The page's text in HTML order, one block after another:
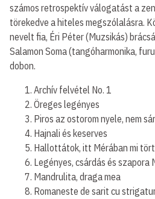
számos retrospektív válogatást a
törekedve a hiteles megszólalásra.
nevelt fia, Éri Péter (Muzsikás)
Salamon Soma (tangóharmonika,
dobon.
Archív felvétel No. 1
Öreges legényes
Piros az ostorom nyele, nem
Hajnali és keserves
Hallottátok, itt Mérában mi
Legényes, csárdás és szapora
Mandrulita, draga mea
Romaneste de sarit cu